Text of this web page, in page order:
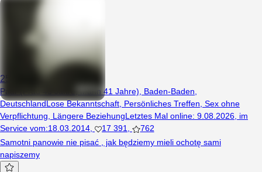
25oni26
Paar (Frau 43 Jahre, Mann 41 Jahre), Baden-Baden,
DeutschlandLose Bekanntschaft Persönliches Treffen Sex ohne
Verpflichtung
Längere BeziehungLetztes Mal online: 9.08.2026 im
Service vom:18.03.2014 17 391
762
Samotni panowie nie pisać , jak będziemy mieli ochotę sami
napiszemy